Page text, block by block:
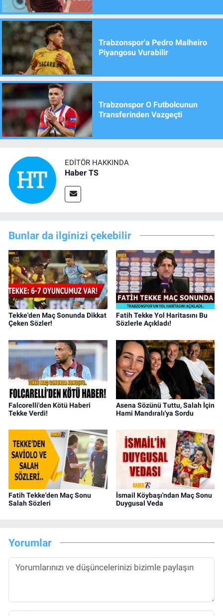
Trabzonspor'a Pedro Malheiro
Piyangosu Vurabilir
Trabzonspor O Futbolcunun
Transferinden Vazgeçti
EDITÖR HAKKINDA
Haber TS
Bunlar da ilginizi çekebilir
Tekke'den Maç Sonunda Dikkat
Çeken Sözler!
Fatih Tekke Yol Haritasını Bu
Sözlerle Açıkladı!
Falcorelli'den Kötü Haberi
Tekke Verdi!
Asena Sözünü Tuttu, Salah İçin
Hami Mandıralı'ya Sordu
Fatih Tekke'den Maç Sonu
Salah Sözleri
İsmail Köybaşı'ndan Maç Sonu
Duygusal Veda
Yorumlar